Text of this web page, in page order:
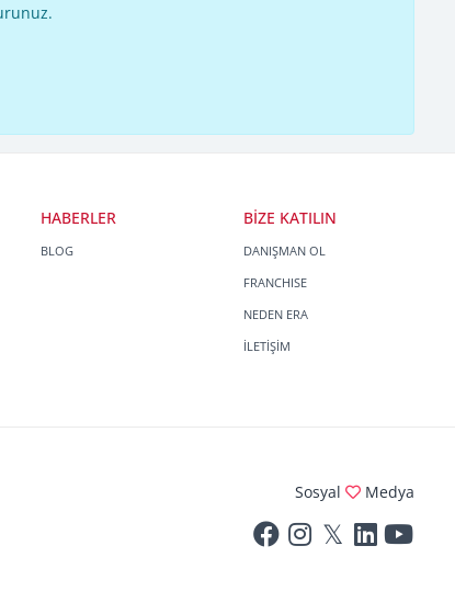
HABERLER
BLOG
BİZE KATILIN
DANIŞMAN OL
FRANCHISE
NEDEN ERA
İLETİŞİM
Sosyal Medya